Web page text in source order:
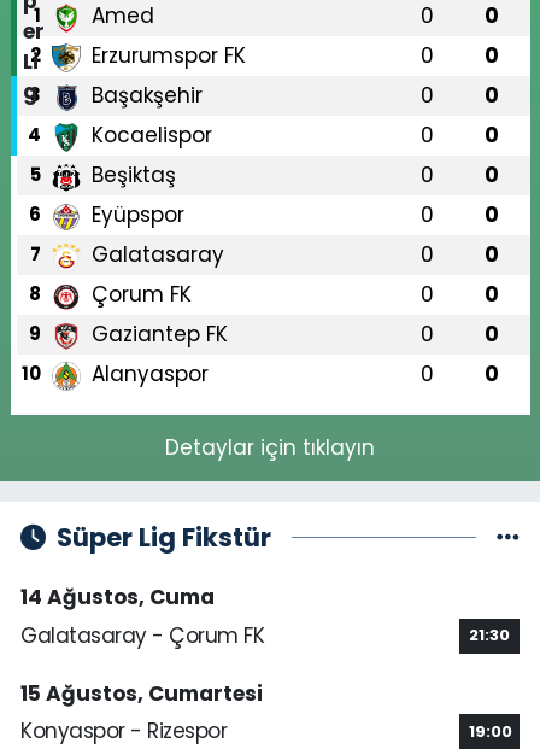
1 Amed 0 0
2 Erzurumspor FK 0 0
3 Başakşehir 0 0
4 Kocaelispor 0 0
5 Beşiktaş 0 0
6 Eyüpspor 0 0
7 Galatasaray 0 0
8 Çorum FK 0 0
9 Gaziantep FK 0 0
10 Alanyaspor 0 0
Detaylar için tıklayın
Süper Lig Fikstür
14 Ağustos, Cuma
Galatasaray - Çorum FK
21:30
15 Ağustos, Cumartesi
Konyaspor - Rizespor
19:00